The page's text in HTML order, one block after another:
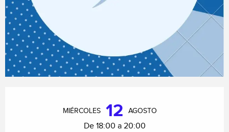
MIÉRCOLES 12 AGOSTO
De 18:00 a 20:00